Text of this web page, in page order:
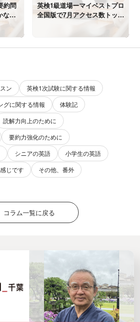
約問
ない
英検1級道場ーマイベストプロ
全国版で7月アクセス数トップ
ン
英検1次試験に関する情報
グに関する情報
体験記
読解力向上のために
要約力強化のために
シニアの英語
小学生の英語
じです
その他、番外
コラム一覧に戻る